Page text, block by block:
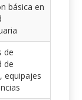
básica en
de
de
equipajes